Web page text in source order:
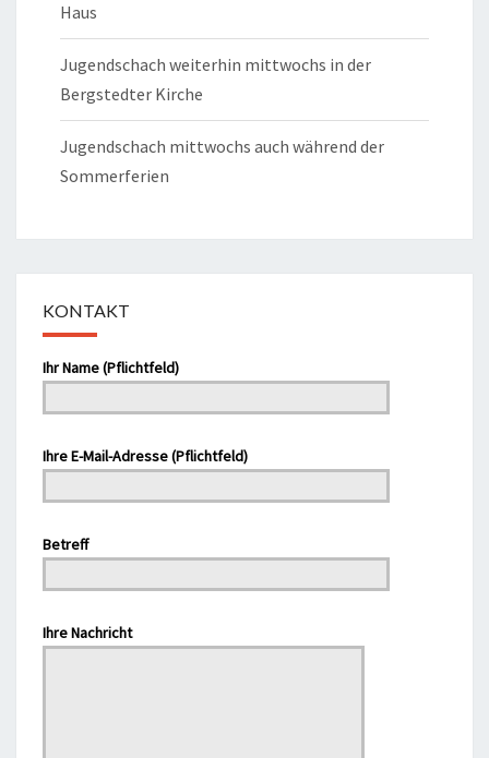
Haus
Jugendschach weiterhin mittwochs in der
Bergstedter Kirche
Jugendschach mittwochs auch während der
Sommerferien
KONTAKT
Bitte lasse dieses Feld leer.
Ihr Name (Pflichtfeld)
Ihre E-Mail-Adresse (Pflichtfeld)
Bitte lasse dieses Feld leer.
Betreff
Bitte lasse dieses Feld leer.
Ihre Nachricht